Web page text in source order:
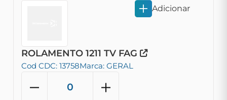
ROLAMENTO 1211 TV FAG
Cod CDC: 13758Marca: GERAL
Adicionar